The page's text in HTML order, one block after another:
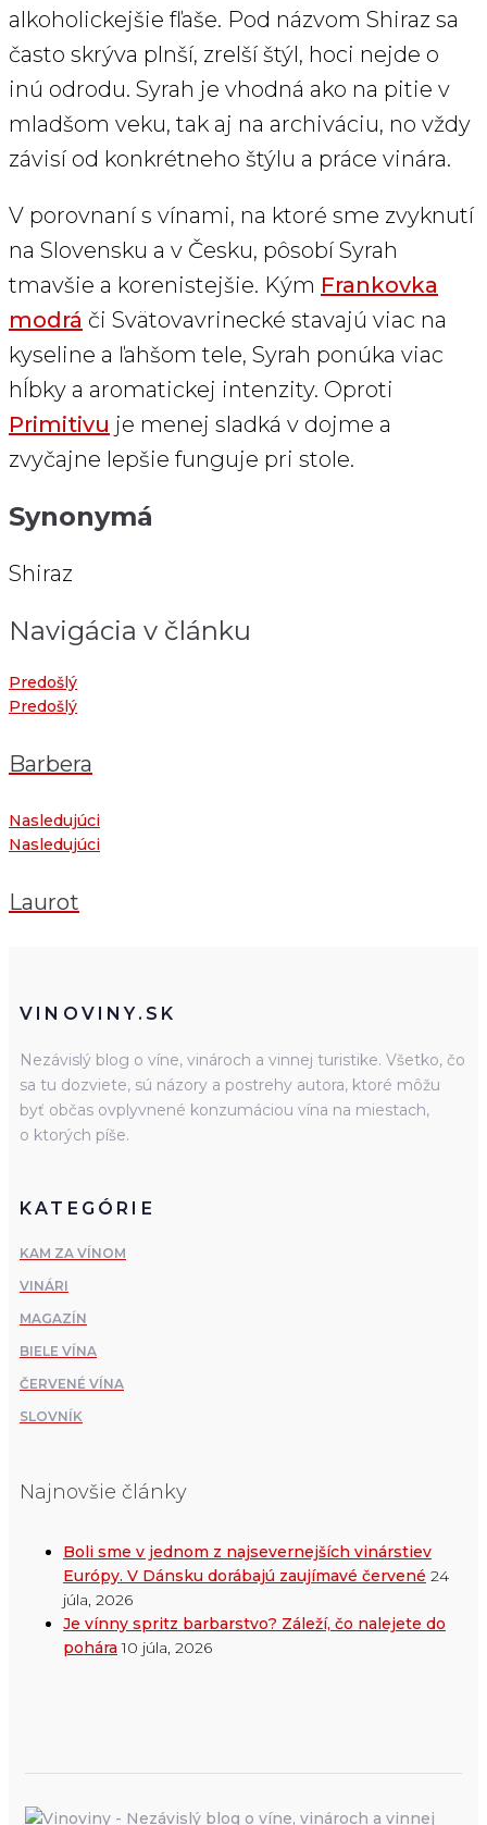
alkoholickejšie fľaše. Pod názvom Shiraz sa
často skrýva plnší, zrelší štýl, hoci nejde o
inú odrodu. Syrah je vhodná ako na pitie v
mladšom veku, tak aj na archiváciu, no vždy
závisí od konkrétneho štýlu a práce vinára.
V porovnaní s vínami, na ktoré sme zvyknutí
na Slovensku a v Česku, pôsobí Syrah
tmavšie a korenistejšie. Kým Frankovka
modrá či Svätovavrinecké stavajú viac na
kyseline a ľahšom tele, Syrah ponúka viac
hĺbky a aromatickej intenzity. Oproti
Primitivu je menej sladká v dojme a
zvyčajne lepšie funguje pri stole.
Synonymá
Shiraz
Navigácia v článku
Predošlý
Predošlý
Barbera
Nasledujúci
Nasledujúci
Laurot
VINOVINY.SK
Nezávislý blog o víne, vinároch a vinnej turistike. Všetko, čo
sa tu dozviete, sú názory a postrehy autora, ktoré môžu
byť občas ovplyvnené konzumáciou vína na miestach,
o ktorých píše.
KATEGÓRIE
KAM ZA VÍNOM
VINÁRI
MAGAZÍN
BIELE VÍNA
ČERVENÉ VÍNA
SLOVNÍK
Najnovšie články
Boli sme v jednom z najsevernejších vinárstiev
Európy. V Dánsku dorábajú zaujímavé červené 24
júla, 2026
Je vínny spritz barbarstvo? Záleží, čo nalejete do
pohára 10 júla, 2026